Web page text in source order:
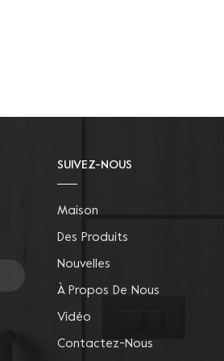
SUIVEZ-NOUS
Maison
Des Produits
Nouvelles
À Propos De Nous
Vidéo
Contactez-Nous